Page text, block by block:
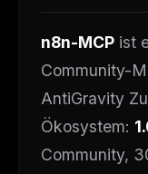
n8n-MCP ist
Community-
AntiGravity
Ökosystem:
Community,